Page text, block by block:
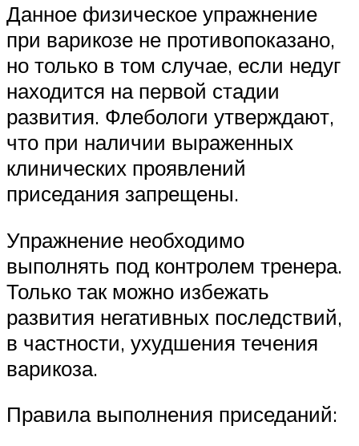
Данное физическое упражнение
при варикозе не противопоказано,
но только в том случае, если недуг
находится на первой стадии
развития. Флебологи утверждают,
что при наличии выраженных
клинических проявлений
приседания запрещены.
Упражнение необходимо
выполнять под контролем тренера.
Только так можно избежать
развития негативных последствий,
в частности, ухудшения течения
варикоза.
Правила выполнения приседаний: